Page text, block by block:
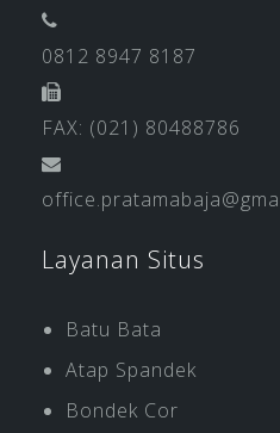
0812 8947 8187
FAX: (021) 80488786
Layanan Situs
Batu Bata
Atap Spandek
Bondek Cor